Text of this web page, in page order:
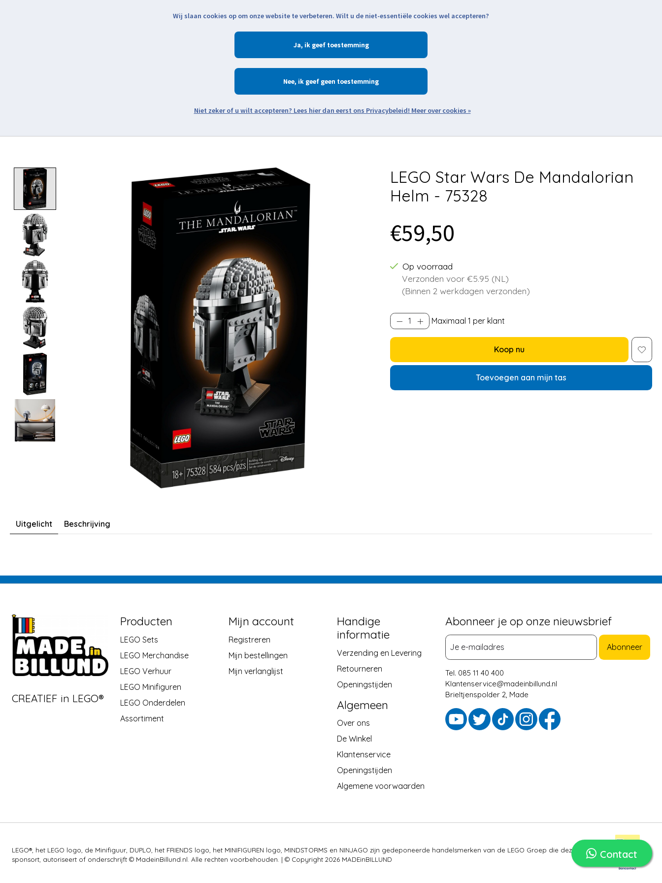
Zoeken
LEGO Star Wars De Mandalorian
Helm - 75328
€59,50
Op voorraad
Verzonden voor €5.95 (NL)
(Binnen 2 werkdagen verzonden)
Maximaal 1 per klant
Koop nu
Toevoegen aan mijn tas
Uitgelicht Beschrijving
Contact
CREATIEF in LEGO®
Producten
LEGO Sets
LEGO Merchandise
LEGO Verhuur
LEGO Minifiguren
LEGO Onderdelen
Assortiment
Mijn account
Registreren
Mijn bestellingen
Mijn verlanglijst
Handige
informatie
Verzending en Levering
Retourneren
Openingstijden
Algemeen
Over ons
De Winkel
Klantenservice
Openingstijden
Algemene voorwaarden
Abonneer je op onze nieuwsbrief
Abonneer
Tel. 085 11 40 400
Klantenservice@madeinbillund.nl
Brieltjenspolder 2, Made
LEGO®, het LEGO logo, de Minifiguur, DUPLO, het FRIENDS logo, het MINIFIGUREN logo, MINDSTORMS en NINJAGO zijn gedeponeerde handelsmerken van de LEGO Groep die deze site niet
sponsort, autoriseert of onderschrijft © MadeinBillund.nl. Alle rechten voorbehouden. | © Copyright 2026 MADEinBILLUND
Wij slaan cookies op om onze website te verbeteren. Wilt u de niet-essentiële cookies wel accepteren?
Ja
Nee
Meer over cookies »